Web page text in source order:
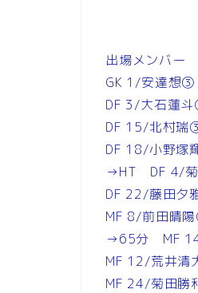
出場メンバー
GK 1/安達想③
DF 3/大石蓮斗
DF 15/北村瑞
DF 18/小野塚
→HT DF 4/菊
DF 22/藤田夕
MF 8/前田晴
→65分 MF
MF 12/荒井清
MF 24/菊田勝